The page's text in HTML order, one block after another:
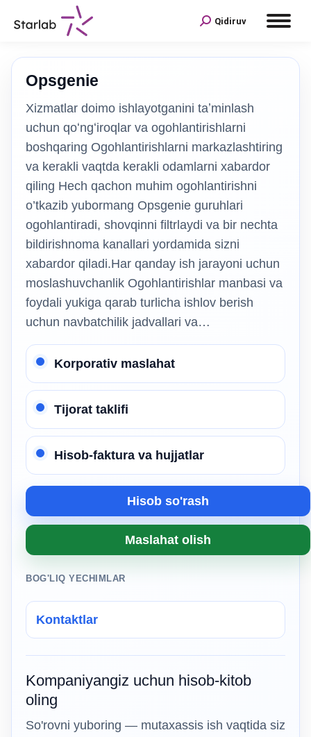
Qidiruv
Opsgenie
Xizmatlar doimo ishlayotganini taʼminlash
uchun qoʻngʻiroqlar va ogohlantirishlarni
boshqaring Ogohlantirishlarni markazlashtiring
va kerakli vaqtda kerakli odamlarni xabardor
qiling Hech qachon muhim ogohlantirishni
o’tkazib yubormang Opsgenie guruhlari
ogohlantiradi, shovqinni filtrlaydi va bir nechta
bildirishnoma kanallari yordamida sizni
xabardor qiladi.Har qanday ish jarayoni uchun
moslashuvchanlik Ogohlantirishlar manbasi va
foydali yukiga qarab turlicha ishlov berish
uchun navbatchilik jadvallari va…
Korporativ maslahat
Tijorat taklifi
Hisob-faktura va hujjatlar
Hisob so'rash
Maslahat olish
BOG'LIQ YECHIMLAR
Kontaktlar
Kompaniyangiz uchun hisob-kitob
oling
So'rovni yuboring — mutaxassis ish vaqtida siz